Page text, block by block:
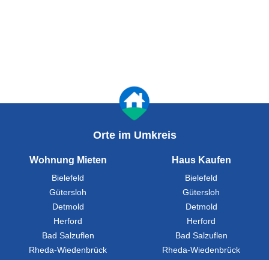
Orte im Umkreis
Wohnung Mieten
Bielefeld
Gütersloh
Detmold
Herford
Bad Salzuflen
Rheda-Wiedenbrück
Haus Kaufen
Bielefeld
Gütersloh
Detmold
Herford
Bad Salzuflen
Rheda-Wiedenbrück